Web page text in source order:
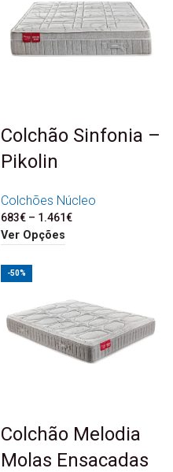
Colchão Sinfonia –
Pikolin
Colchões Núcleo
683€ – 1.461€
Ver Opções
-50%
Colchão Melodia
Molas Ensacadas